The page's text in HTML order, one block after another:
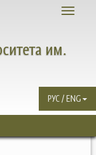
Toggle
им.
РУС / ENG